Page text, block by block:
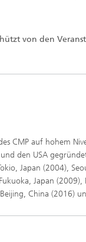
von den
CMP auf hohem
den USA
Japan (2004),
Japan
China (2016)